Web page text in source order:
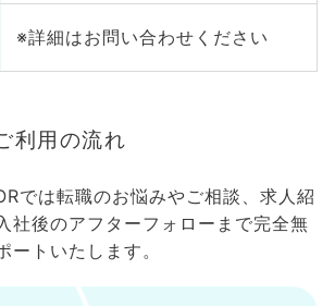
※詳細はお問い合わせください
利用の流れ
では転職のお悩みやご相談、求人紹
社後のアフターフォローまで完全無
ートいたします。